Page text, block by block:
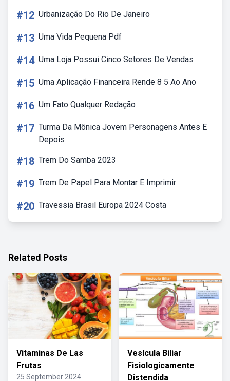
#12 Urbanização Do Rio De Janeiro
#13 Uma Vida Pequena Pdf
#14 Uma Loja Possui Cinco Setores De Vendas
#15 Uma Aplicação Financeira Rende 8 5 Ao Ano
#16 Um Fato Qualquer Redação
#17 Turma Da Mônica Jovem Personagens Antes E
Depois
#18 Trem Do Samba 2023
#19 Trem De Papel Para Montar E Imprimir
#20 Travessia Brasil Europa 2024 Costa
Related Posts
Vitaminas De Las
Frutas
25 September 2024
Vesícula Biliar
Fisiologicamente
Distendida